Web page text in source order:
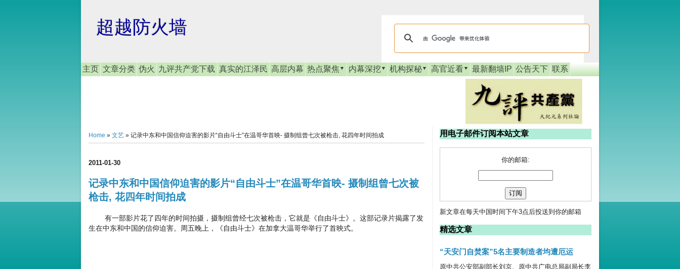
超越防火墙
主页 文章分类 伪火 九评共产党下载 真实的江泽民 高层内幕 热点聚焦 内幕深挖 机构探秘 高官近看 最新翻墙IP 公告天下 联系
Home » 文艺 » 记录中东和中国信仰迫害的影片“自由斗士”在温哥华首映- 摄制组曾七次被枪击, 花四年时间拍成
2011-01-30
记录中东和中国信仰迫害的影片“自由斗士”在温哥华首映- 摄制组曾七次被
枪击, 花四年时间拍成
有一部影片花了四年的时间拍摄，摄制组曾经七次被枪击，它就是《自由斗士》。这部记录片揭露了发
生在中东和中国的信仰迫害。周五晚上，《自由斗士》在加拿大温哥华举行了首映式。
用电子邮件订阅本站文章
你的邮箱:
新文章在每天中国时间下午3点后投送到你的邮箱
精选文章
“天安门自焚案”5名主要制造者均遭厄运
原中共公安部副部长刘京、原中共广电总局副局长李